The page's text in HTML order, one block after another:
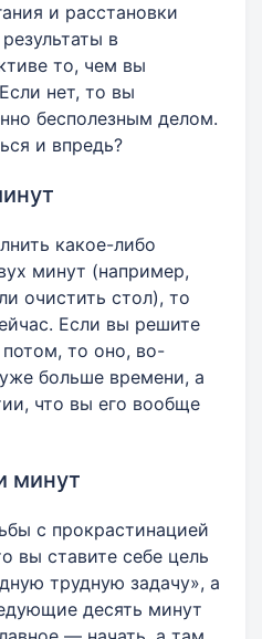
и расстановки
в
то, чем вы
нет, то вы
бесполезным делом.
и впредь?
какое-либо
минут (например,
очистить стол), то
Если вы решите
то оно, во-
больше времени, а
что вы его вообще
минут
с прокрастинацией
вы ставите себе цель
трудную задачу», а
десять минут